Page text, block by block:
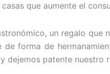
que aumente el
un regalo que
de forma de
dejemos patente nuestro